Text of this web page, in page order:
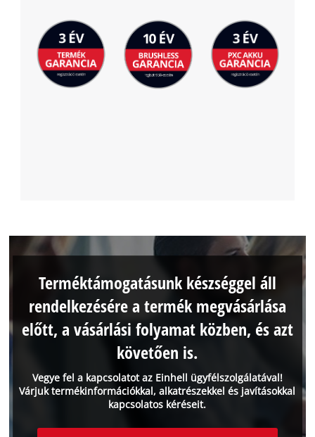
Vegye fel a kapcsolatot az Einhell ügyfélszolgálatával!
Várjuk termékinformációkkal, alkatrészekkel és javításokkal
kapcsolatos kéréseit.
Terméktámogatásunk készséggel áll
rendelkezésére a termék megvásárlása
előtt, a vásárlási folyamat közben, és azt
követően is.